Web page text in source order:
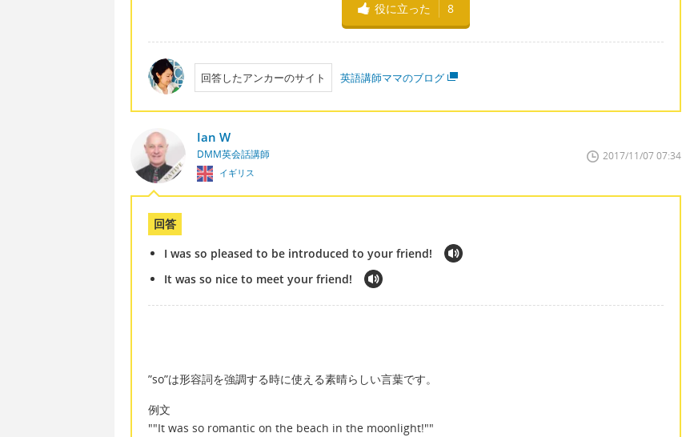
役に立った 8
回答したアンカーのサイト 英語講師ママのブログ
Ian W
DMM英会話講師
イギリス
2017/11/07 07:34
回答
I was so pleased to be introduced to your friend!
It was so nice to meet your friend!
”so”は形容詞を強調する時に使える素晴らしい言葉です。
例文
""It was so romantic on the beach in the moonlight!""